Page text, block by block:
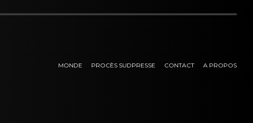
MONDE PROCÈS SUDPRESSE CONTACT A PROPOS